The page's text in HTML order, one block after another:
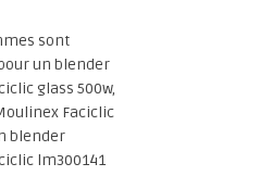
sont
un blender
glass 500w,
Faciclic
blender
lm300141